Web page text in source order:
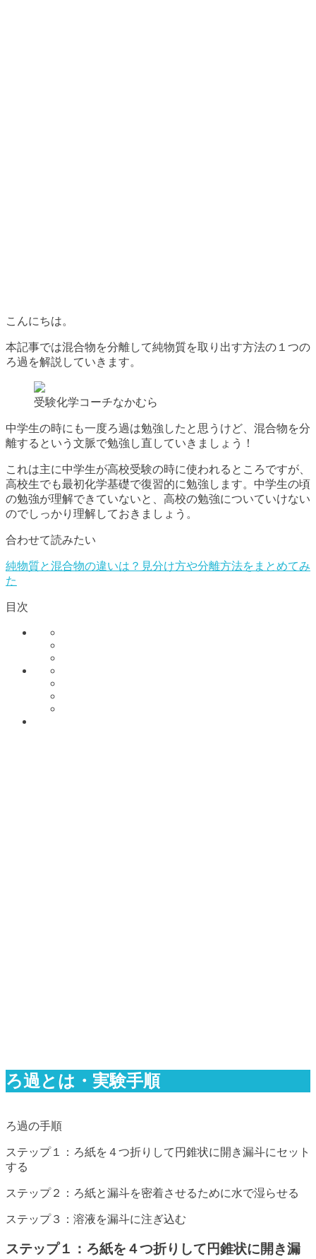
こんにちは。
本記事では混合物を分離して純物質を取り出す方法の１つの
ろ過を解説していきます。
受験化学コーチなかむら
中学生の時にも一度ろ過は勉強したと思うけど、混合物を分
離するという文脈で勉強し直していきましょう！
これは主に中学生が高校受験の時に使われるところですが、
高校生でも最初化学基礎で復習的に勉強します。中学生の頃
の勉強が理解できていないと、高校の勉強についていけない
のでしっかり理解しておきましょう。
合わせて読みたい
純物質と混合物の違いは？見分け方や分離方法をまとめてみ
た
目次
ろ過とは・実験手順
ろ過の手順
ステップ１：ろ紙を４つ折りして円錐状に開き漏斗にセット
する
ステップ２：ろ紙と漏斗を密着させるために水で湿らせる
ステップ３：溶液を漏斗に注ぎ込む
ステップ１：ろ紙を４つ折りして円錐状に開き漏